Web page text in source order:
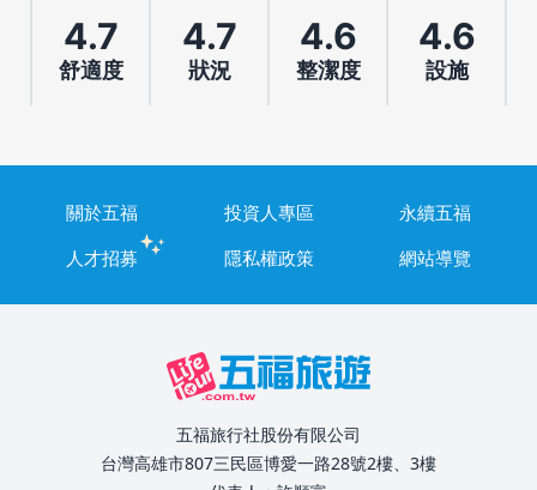
4.7
舒適度
4.7
狀況
4.6
整潔度
4.6
設施
關於五福 投資人專區
永續五福
人才招募
隱私權政策 網站導覽
五福旅行社股份有限公司
台灣高雄市807三民區博愛一路28號2樓、3樓